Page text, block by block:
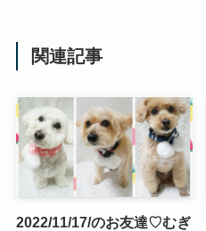
関連記事
2022/11/17/のお友達♡むぎ